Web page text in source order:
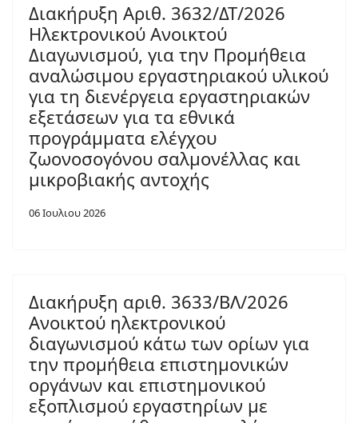
Διακήρυξη Αριθ. 3632/ΔΤ/2026
Ηλεκτρονικού Ανοικτού
Διαγωνισμού, για την Προμήθεια
αναλώσιμου εργαστηριακού υλικού
για τη διενέργεια εργαστηριακών
εξετάσεων για τα εθνικά
προγράμματα ελέγχου
ζωονοσογόνου σαλμονέλλας και
μικροβιακής αντοχής
06 Ιουλιου 2026
Διακήρυξη αριθ. 3633/ΒΛ/2026
Ανοικτού ηλεκτρονικού
διαγωνισμού κάτω των ορίων για
την προμήθεια επιστημονικών
οργάνων και επιστημονικού
εξοπλισμού εργαστηρίων με